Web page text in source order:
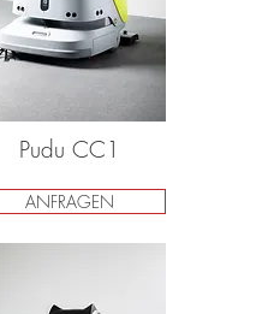
Pudu CC1
ANFRAGEN